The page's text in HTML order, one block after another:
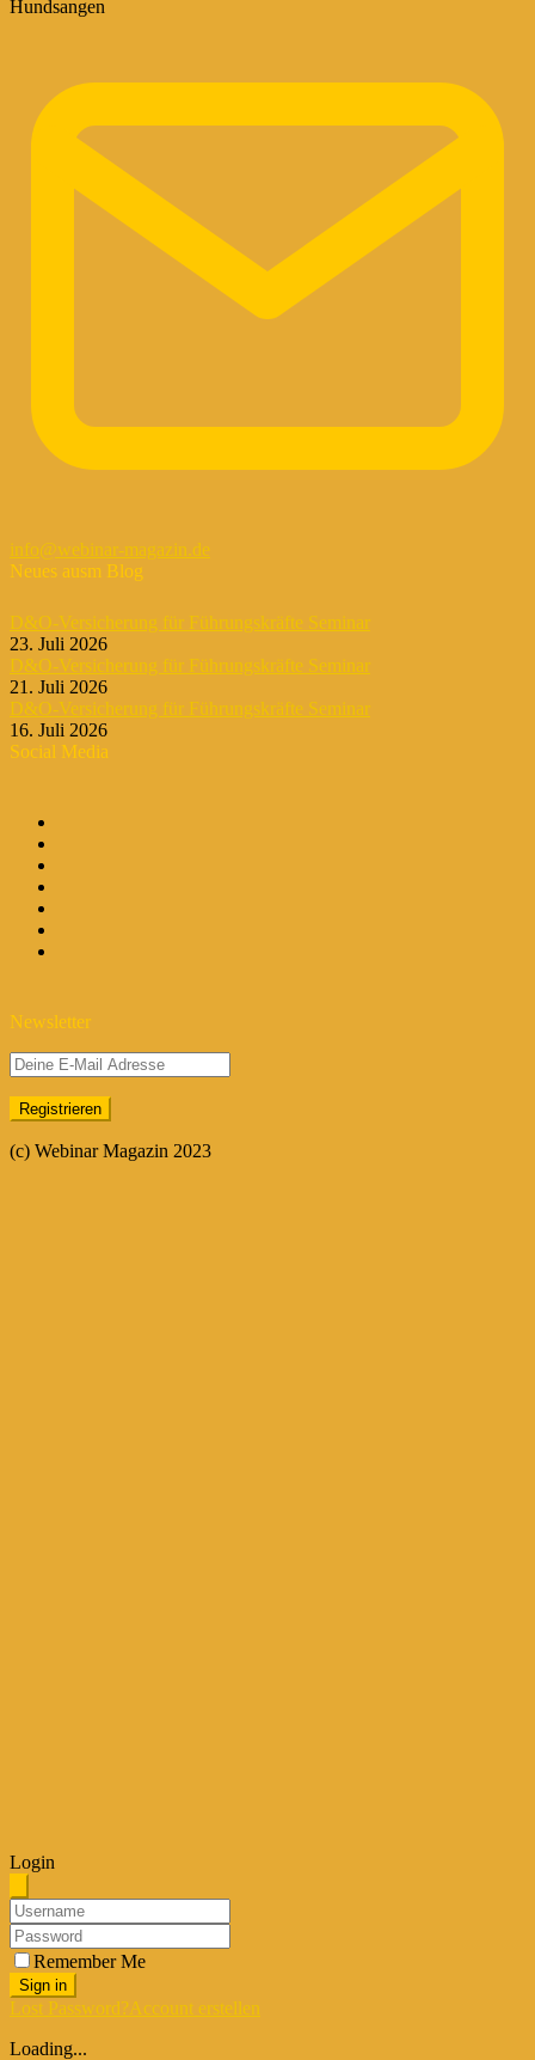
Hundsangen
info@webinar-magazin.de
Neues ausm Blog
D&O-Versicherung für Führungskräfte Seminar
23. Juli 2026
D&O-Versicherung für Führungskräfte Seminar
21. Juli 2026
D&O-Versicherung für Führungskräfte Seminar
16. Juli 2026
Social Media
Newsletter
(c) Webinar Magazin 2023
Login
Remember Me
Sign in
Lost Password?Account erstellen
Loading...